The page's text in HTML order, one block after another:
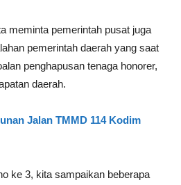
meminta pemerintah pusat juga
pemerintah daerah yang saat
penghapusan tenaga honorer,
daerah.
Jalan TMMD 114 Kodim
ke 3, kita sampaikan beberapa